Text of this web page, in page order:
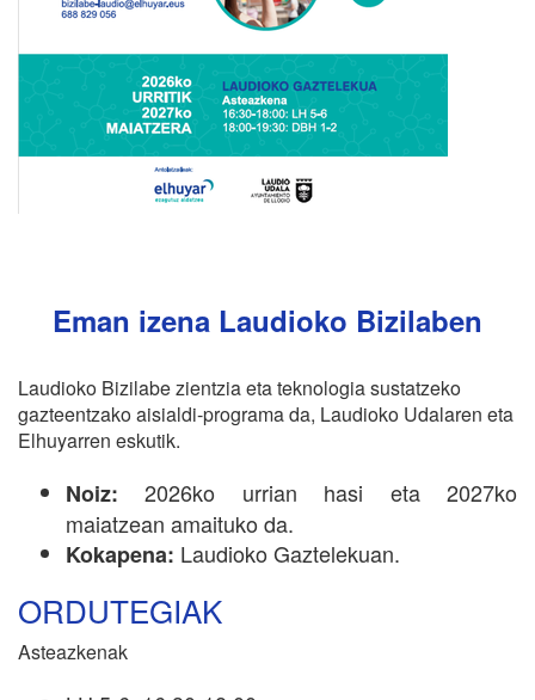
Eman izena Laudioko Bizilaben
Laudioko Bizilabe zientzia eta teknologia sustatzeko
gazteentzako aisialdi-programa da, Laudioko Udalaren eta
Elhuyarren eskutik.
Noiz:2026ko urrian hasi eta 2027ko
maiatzean amaituko da.
Kokapena: Laudioko Gaztelekuan.
ORDUTEGIAK
Asteazkenak